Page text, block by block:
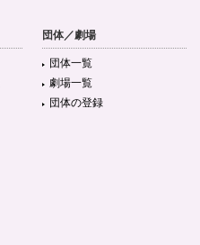
団体／劇場
団体一覧
劇場一覧
団体の登録